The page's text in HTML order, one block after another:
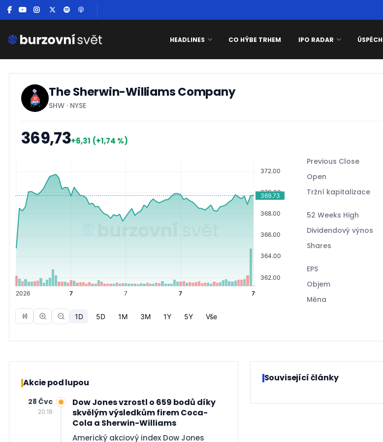
HEADLINES CO HÝBE TRHEM IPO RADAR ÚSPĚCH
The Sherwin-Williams Company
SHW · NYSE
369,73+6,31 (+1,74 %)
Previous Close
Open
Tržní kapitalizace
52 Weeks High
Dividendový výnos
Shares
EPS
Objem
Měna
Akcie pod lupou
28 Čvc
20:18
Dow Jones vzrostl o 659 bodů díky
skvělým výsledkům firem Coca-
Cola a Sherwin-Williams
Americký akciový index Dow Jones
Související články